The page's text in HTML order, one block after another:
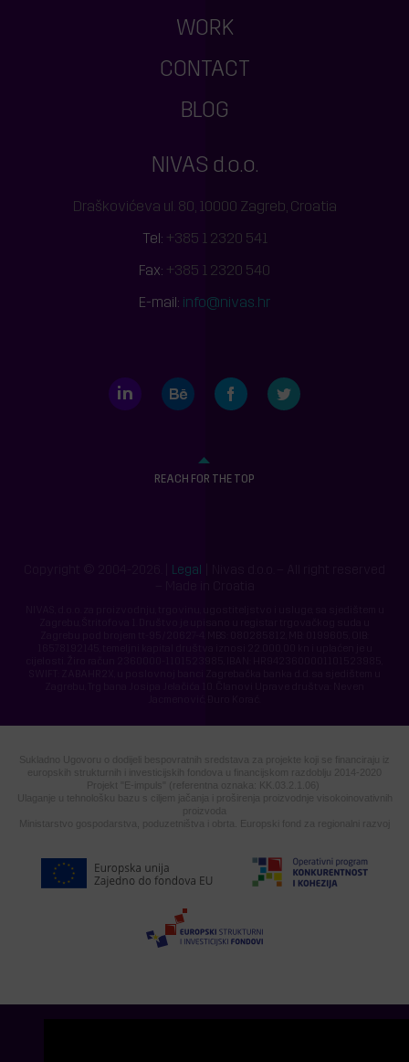
NIVAS d.o.o.
Draškovićeva ul. 80, 10000 Zagreb, Croatia
Tel: +385 1 2320 541
Fax: +385 1 2320 540
E-mail: info@nivas.hr
LinkedIn Behance Facebook
REACH FOR THE TOP
WORK
CONTACT
BLOG
Legal
Sukladno Ugovoru o dodijeli bespovratnih sredstava za projekte koji se financiraju iz
europskih strukturnih i investicijskih fondova u financijskom razdoblju 2014-2020
Projekt "E-impuls" (referentna oznaka: KK.03.2.1.06)
Ulaganje u tehnološku bazu s ciljem jačanja i proširenja proizvodnje visokoinovativnih
Ministarstvo gospodarstva, poduzetništva i obrta. Europski fond za regionalni razvoj